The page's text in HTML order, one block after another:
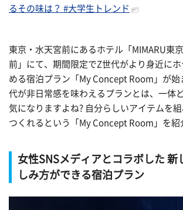
るその味は？ #大学生トレンド
東京・水天宮前にあるホテル「MIMARU東
前」にて、期間限定でZ世代がより身近に
める宿泊プラン「My Concept Room」が始
代が非日常感を味わえるプランとは、一体
気になりますよね? 自分らしいアイテムを
つくれるという「My Concept Room」を紹
女性SNSメディアとコラボした 新
しみ方ができる宿泊プラン